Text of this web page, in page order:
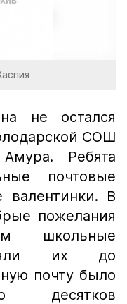
не остался
СОШ
Ребята
почтовые
В
пожелания
школьные
их до
почту было
десятков